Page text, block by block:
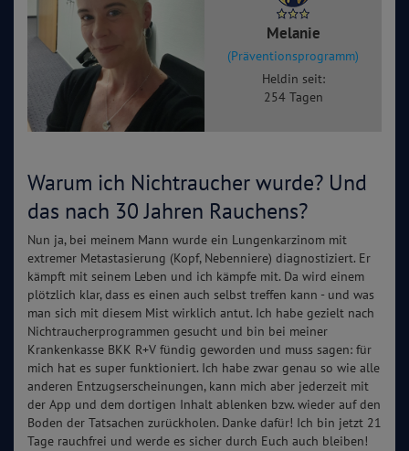
Melanie
(Präventionsprogramm)
Heldin seit:
254 Tagen
Warum ich Nichtraucher wurde? Und
das nach 30 Jahren Rauchens?
Nun ja, bei meinem Mann wurde ein Lungenkarzinom mit
extremer Metastasierung (Kopf, Nebenniere) diagnostiziert. Er
kämpft mit seinem Leben und ich kämpfe mit. Da wird einem
plötzlich klar, dass es einen auch selbst treffen kann - und was
man sich mit diesem Mist wirklich antut. Ich habe gezielt nach
Nichtraucherprogrammen gesucht und bin bei meiner
Krankenkasse BKK R+V fündig geworden und muss sagen: für
mich hat es super funktioniert. Ich habe zwar genau so wie alle
anderen Entzugserscheinungen, kann mich aber jederzeit mit
der App und dem dortigen Inhalt ablenken bzw. wieder auf den
Boden der Tatsachen zurückholen. Danke dafür! Ich bin jetzt 21
Tage rauchfrei und werde es sicher durch Euch auch bleiben!